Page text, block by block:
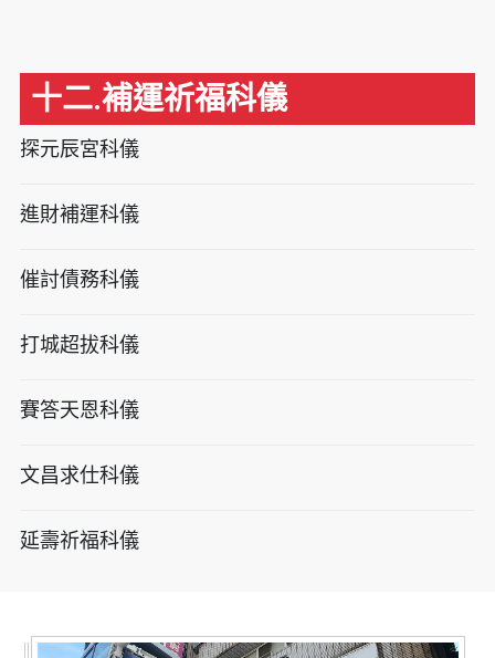
十二.補運祈福科儀
探元辰宮科儀
進財補運科儀
催討債務科儀
打城超拔科儀
賽答天恩科儀
文昌求仕科儀
延壽祈福科儀